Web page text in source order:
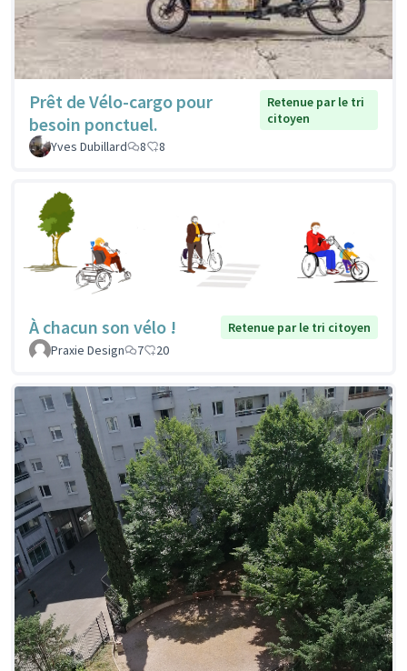
Prêt de Vélo-cargo pour
besoin ponctuel.
Retenue par le tri
citoyen
Yves Dubillard
8 8
À chacun son vélo !
Retenue par le tri citoyen
Praxie Design
7 20